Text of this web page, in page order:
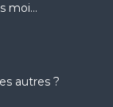
moi…
autres ?